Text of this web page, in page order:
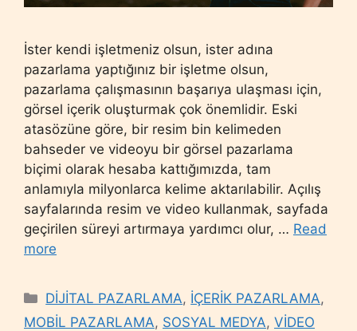
İster kendi işletmeniz olsun, ister adına
pazarlama yaptığınız bir işletme olsun,
pazarlama çalışmasının başarıya ulaşması için,
görsel içerik oluşturmak çok önemlidir. Eski
atasözüne göre, bir resim bin kelimeden
bahseder ve videoyu bir görsel pazarlama
biçimi olarak hesaba kattığımızda, tam
anlamıyla milyonlarca kelime aktarılabilir. Açılış
sayfalarında resim ve video kullanmak, sayfada
geçirilen süreyi artırmaya yardımcı olur, … Read
more
Categories
DİJİTAL PAZARLAMA, İÇERİK PAZARLAMA,
MOBİL PAZARLAMA, SOSYAL MEDYA, VİDEO